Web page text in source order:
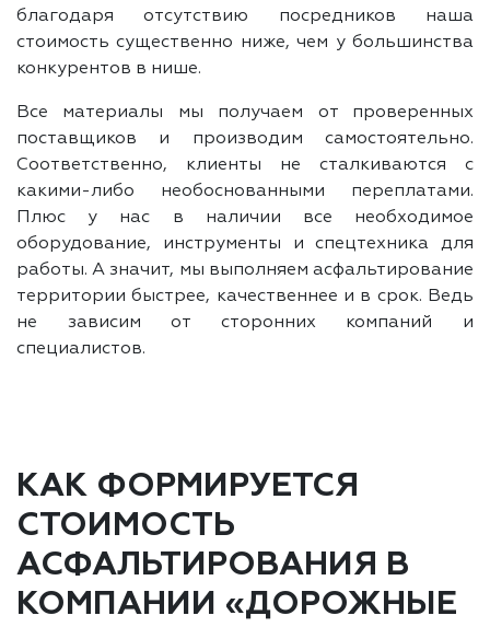
благодаря отсутствию посредников наша
стоимость существенно ниже, чем у большинства
конкурентов в нише.
Все материалы мы получаем от проверенных
поставщиков и производим самостоятельно.
Соответственно, клиенты не сталкиваются с
какими-либо необоснованными переплатами.
Плюс у нас в наличии все необходимое
оборудование, инструменты и спецтехника для
работы. А значит, мы выполняем асфальтирование
территории быстрее, качественнее и в срок. Ведь
не зависим от сторонних компаний и
специалистов.
КАК ФОРМИРУЕТСЯ
СТОИМОСТЬ
АСФАЛЬТИРОВАНИЯ В
КОМПАНИИ «ДОРОЖНЫЕ